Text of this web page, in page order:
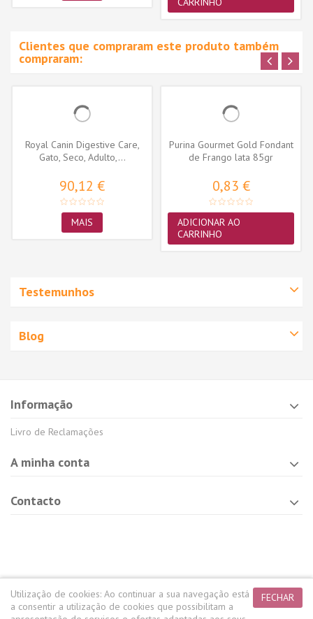
Clientes que compraram este produto também
compraram:
Royal Canin Digestive Care,
Gato, Seco, Adulto,...
90,12 €
MAIS
Purina Gourmet Gold Fondant
de Frango lata 85gr
0,83 €
ADICIONAR AO
CARRINHO
Testemunhos
Blog
Informação
Livro de Reclamações
A minha conta
Contacto
FECHAR
Utilização de cookies: Ao continuar a sua navegação está
a consentir a utilização de cookies que possibilitam a